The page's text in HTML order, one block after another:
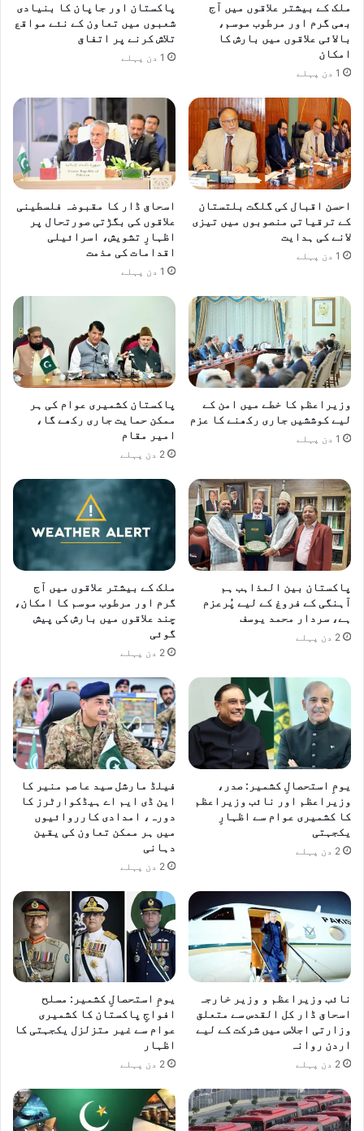
ملک کے بیشتر علاقوں میں آج
بھی گرم اور مرطوب موسم،
بالائی علاقوں میں بارش کا
امکان
1 دن پہلے
پاکستان اور جاپان کا بنیادی
شعبوں میں تعاون کے نئے مواقع
تلاش کرنے پر اتفاق
1 دن پہلے
احسن اقبال کی گلگت بلتستان
کے ترقیاتی منصوبوں میں تیزی
لانے کی ہدایت
1 دن پہلے
اسحاق ڈار کا مقبوضہ فلسطینی
علاقوں کی بگڑتی صورتحال پر
اظہارِ تشویش، اسرائیلی
اقدامات کی مذمت
1 دن پہلے
وزیراعظم کا خطے میں امن کے
لیے کوششیں جاری رکھنے کا عزم
1 دن پہلے
پاکستان کشمیری عوام کی ہر
ممکن حمایت جاری رکھے گا،
امیر مقام
2 دن پہلے
پاکستان بین المذاہب ہم
آہنگی کے فروغ کے لیے پُرعزم
ہے، سردار محمد یوسف
2 دن پہلے
ملک کے بیشتر علاقوں میں آج
گرم اور مرطوب موسم کا امکان،
چند علاقوں میں بارش کی پیش
گوئی
2 دن پہلے
یومِ استحصالِ کشمیر: صدر،
وزیراعظم اور نائب وزیراعظم
کا کشمیری عوام سے اظہارِ
یکجہتی
2 دن پہلے
فیلڈ مارشل سید عاصم منیر کا
این ڈی ایم اے ہیڈکوارٹرز کا
دورہ، امدادی کارروائیوں
میں ہر ممکن تعاون کی یقین
دہانی
2 دن پہلے
نائب وزیراعظم و وزیر خارجہ
اسحاق ڈار کل القدس سے متعلق
وزارتی اجلاس میں شرکت کے لیے
اردن روانہ
2 دن پہلے
یومِ استحصالِ کشمیر: مسلح
افواجِ پاکستان کا کشمیری
عوام سے غیر متزلزل یکجہتی کا
اظہار
2 دن پہلے